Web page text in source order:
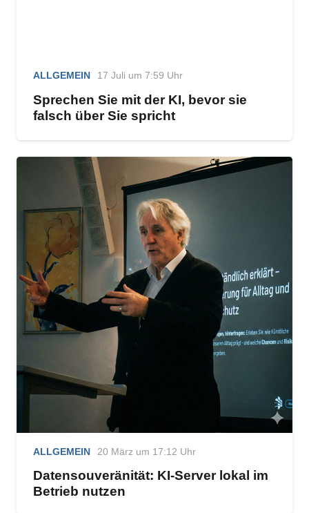
ALLGEMEIN 17 Juli um 7:59 Uhr
Sprechen Sie mit der KI, bevor sie
falsch über Sie spricht
ALLGEMEIN 20 März um 17:12 Uhr
Datensouveränität: KI-Server lokal im
Betrieb nutzen